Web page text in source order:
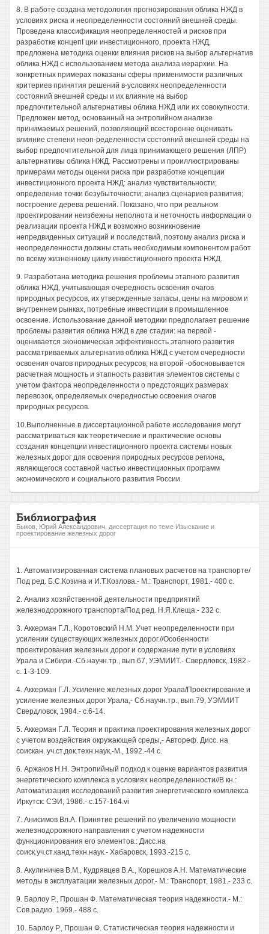
8. В работе создана методология прогнозирования облика НЖД в
условиях риска и неопределенности состояний внешней среды.
Проведена классификация неопределенностей и рисков при
разработке концепI ции инвестиционного, проекта НЖД,
предложена методика оценки влияния рисков на выбор альтернатив
облика НЖД с использованием метода анализа иерархии. На
конкретных примерах показаны сферы применимости различных
критериев принятия решений в-условиях неопределенности
состояний внешней среды и их влияние на выбор
предпочтительной альтернативы облика НЖД или их совокупности.
Предложен метод, основанный на энтропийном анализе
принимаемых решений, позволяющий всесторонне оценивать
влияние степени неоп-ределенности состояний внешней среды на
выбор предпочтительной для лица принимающего решения (ЛПР)
альтернативы облика НЖД. Рассмотрены и проиллюстрированы
примерами методы оценки риска при разработке концепции
инвестиционного проекта НЖД: анализ чувствительности;
определение точки безубыточности; анализ сценариев развития;
построение дерева решений. Показано, что при реальном
проектировании неизбежны неполнота и неточность информации о
реализации проекта НЖД и возможно возникновение
непредвиденных ситуаций и последствий, поэтому анализ риска и
неопределенности должны стать необходимым компонентом работ
по всему жизненному циклу инвестиционного проекта НЖД.
9. Разработана методика решения проблемы этапного развития
облика НЖД, учитывающая очередность освоения очагов
природных ресурсов, их утвержденные запасы, цены на мировом и
внутреннем рынках, потребные инвестиции в промышленное
освоение. Использование данной методики предполагает решение
проблемы развития облика НЖД в две стадии: на первой -
оценивается экономическая эффективность этапного развития
рассматриваемых альтернатив облика НЖД с учетом очередности
освоения очагов природных ресурсов; на второй -обосновывается
расчетная мощность и этапность развития элементов системы с
учетом фактора неопределенности о предстоящих размерах
перевозок, определяемых очередностью освоения очагов
природных ресурсов.
10.Выполненные в диссертационной работе исследования могут
рассматриваться как теоретические и практические основы
создания концепции инвестиционного проекта системы новых
железных дорог для освоения природных ресурсов региона,
являющегося составной частью инвестиционных программ
экономического и социального развития России.
Библиография
Быков, Юрий Александрович, диссертация по теме Изыскание и
проектирование железных дорог
1. Автоматизированная система плановых расчетов на транспорте/
Под ред. Б.С.Козина и И.Т.Козлова.- М.: Транспорт, 1981.- 400 с.
2. Анализ хозяйственной деятельности предприятий
железнодорожного транспорта/Под ред. Н.Я.Клеща.- 232 с.
3. Аккерман Г.Л., Коротовский Н.М. Учет неопределенности при
усилении существующих железных дорог.//Особенности
проектирования железных дорог и содержание пути в условиях
Урала и Сибири.-Сб.научн.тр., вып.67, УЭМИИТ.- Свердловск, 1982.-
с. 1-3-109.
4. Аккерман Г.Л. Усиление железных дорог Урала/Проектирование и
усиление железных дорог Урала,- Сб.научн.тр., вып.79, УЭМИИТ
Свердловск, 1984.- с.6-14.
5. Аккерман Г.Л. Теория и практика проектирования железных дорог
с учетом воздействия окружающей среды,- Автореф. Дисс. на
соискан. уч.ст.док.техн.наук,-М., 1992.-44 с.
6. Аржаков H.H. Энтропийный подход к оценке вариантов развития
энергетического комплекса в условиях неопределенности//В кн.:
Автоматизация исследований развития энергетического комплекса
Иркутск: СЭИ, 1986.- с.157-164.vi
7. Анисимов Вл.А. Принятие решений по увеличению мощности
железнодорожного направления с учетом надежности
функционирования его элементов.: Дисс.на
соиск.уч.ст.канд.техн.наук.- Хабаровск, 1993.-215 с.
8. Акулиничев В.М., Кудрявцев В.А., Корешков А.Н. Математические
методы в эксплуатации железных дорог,- М.: Транспорт, 1981.- 233 с.
9. Барлоу Р., Прошан Ф. Математическая теория надежности.- М.:
Сов.радио. 1969.- 488 с.
10. Барлоу Р., Прошан Ф. Статистическая теория надежности и